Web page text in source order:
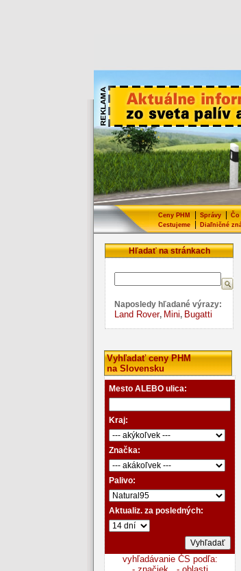
Ceny PHM Správy Čo
Cestujeme| Diaľničné
Hľadať na stránkach
Naposledy hľadané výrazy:
Land Rover, Mini, Bugatti
Vyhľadať ceny PHM
na Slovensku
Mesto ALEBO ulica:
Kraj:
Značka:
Palivo:
Aktualiz. za posledných:
vyhľadávanie ČS podľa: